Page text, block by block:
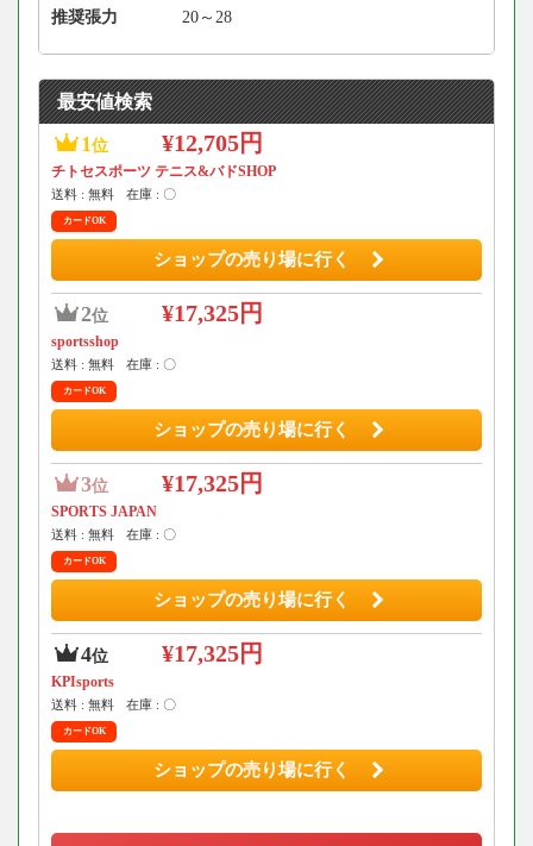
推奨張力 20～28
最安値検索
1 位 ¥12,705円
チトセスポーツ テニス&バドSHOP
送料 : 無料 在庫 : 〇
カードOK
ショップの売り場に行く
2位 ¥17,325円
sportsshop
送料 : 無料 在庫 : 〇
カードOK
ショップの売り場に行く
3位 ¥17,325円
SPORTS JAPAN
送料 : 無料 在庫 : 〇
カードOK
ショップの売り場に行く
4位 ¥17,325円
KPIsports
送料 : 無料 在庫 : 〇
カードOK
ショップの売り場に行く